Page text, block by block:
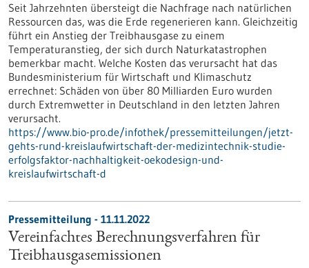
Seit Jahrzehnten übersteigt die Nachfrage nach natürlichen
Ressourcen das, was die Erde regenerieren kann. Gleichzeitig
führt ein Anstieg der Treibhausgase zu einem
Temperaturanstieg, der sich durch Naturkatastrophen
bemerkbar macht. Welche Kosten das verursacht hat das
Bundesministerium für Wirtschaft und Klimaschutz
errechnet: Schäden von über 80 Milliarden Euro wurden
durch Extremwetter in Deutschland in den letzten Jahren
verursacht.
https://www.bio-pro.de/infothek/pressemitteilungen/jetzt-
gehts-rund-kreislaufwirtschaft-der-medizintechnik-studie-
erfolgsfaktor-nachhaltigkeit-oekodesign-und-
kreislaufwirtschaft-d
Pressemitteilung - 11.11.2022
Vereinfachtes Berechnungsverfahren für
Treibhausgasemissionen